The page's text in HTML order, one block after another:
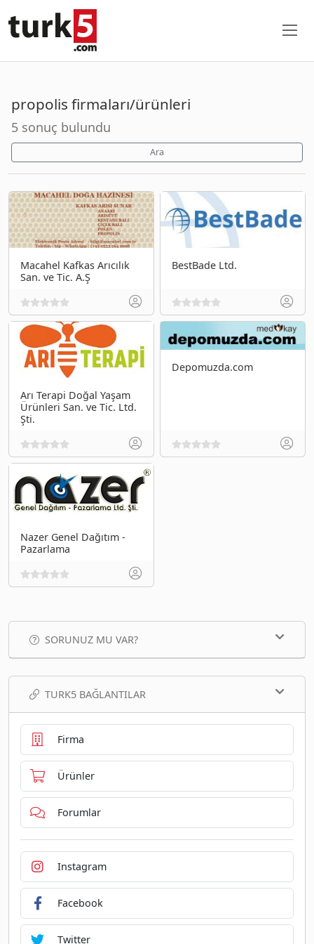
propolis firmaları/ürünleri
5 sonuç bulundu
Ara
Macahel Kafkas Arıcılık
San. ve Tic. A.Ş
BestBade Ltd.
Arı Terapi Doğal Yaşam
Ürünleri San. ve Tic. Ltd.
Şti.
Depomuzda.com
Nazer Genel Dağıtım -
Pazarlama
SORUNUZ MU VAR?
TURK5 BAĞLANTILAR
Firma
Ürünler
Forumlar
Instagram
Facebook
Twitter